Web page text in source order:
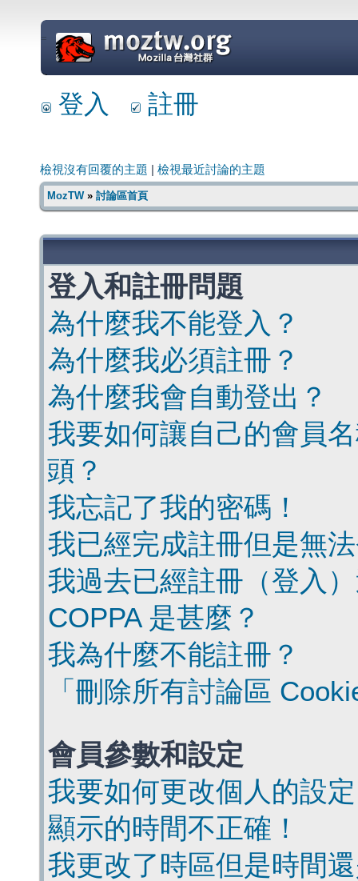
=
登入 註冊
檢視沒有回覆的主題 檢視最近討論的主題
MozTW» 討論區首頁
登入和註冊問題
為什麼我不能登入？
為什麼我必須註冊？
為什麼我會自動登出？
我要如何讓自己的會員
頭？
我忘記了我的密碼！
我已經完成註冊但是無
我過去已經註冊（登入
COPPA 是甚麼？
我為什麼不能註冊？
「刪除所有討論區
會員參數和設定
我要如何更改個人的設
顯示的時間不正確！
我更改了時區但是時間